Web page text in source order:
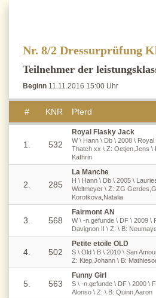
Nr. 8/2 Dressurprüfung
Teilnehmer der
Beginn 11.11.2016 15:00 Uhr
# KNR Pferd
1. 532
Royal Flasky Jack
W \ Hann \ Db \ 2008 \
Thatch xx \ Z: Oetjen,Jens \
Kathrin
2. 285
La Manche
H \ Hann \ Db \ 2005 \
Weltmeyer \ Z: ZG
Korotkova,Natalia
3. 568
Fairmont AN
W \ -n.gefunde \ DF \ 2009 \
Davignon II \ Z: \ B:
4. 502
Petite etoile OLD
S \ Old \ B \ 2010 \ San
Z: Kiep,Johann \ B:
5. 563
Funny Girl
S \ -n.gefunde \ DF \ 2000 \
Alonso \ Z: \ B: Quinn,Aaron